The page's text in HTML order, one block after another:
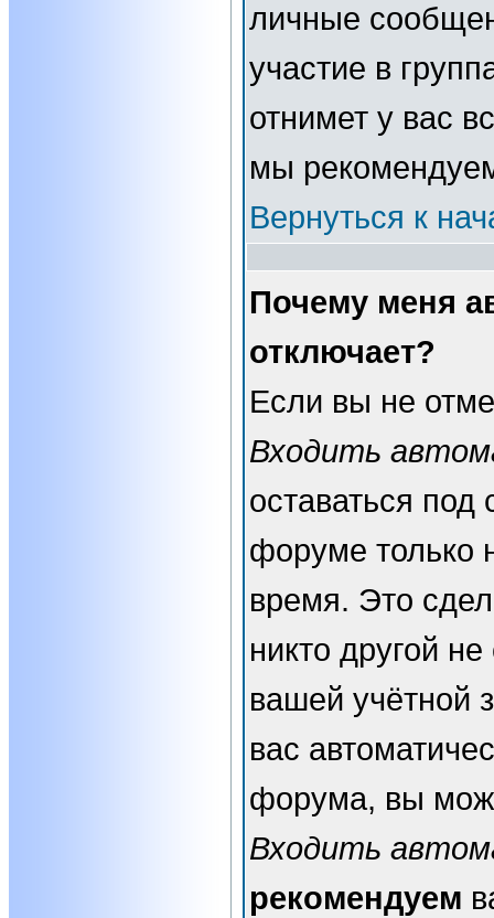
личные
участие в
отнимет у вас
мы
Вернуться к
Почему меня
отключает?
Если вы не
Входить
оставаться
форуме только
время. Это
никто другой
вашей учётной
вас
форума, вы
Входить
рекомендуем